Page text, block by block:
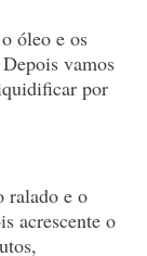
óleo e os
vamos
por
ralado e o
acrescente o